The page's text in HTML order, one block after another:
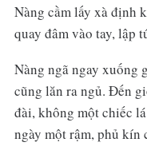
Nàng cầm lấy xà định
quay đâm vào tay, lập
Nàng ngã ngay xuống
cũng lăn ra ngủ. Đến
đài, không một chiếc
ngày một rậm, phủ kín